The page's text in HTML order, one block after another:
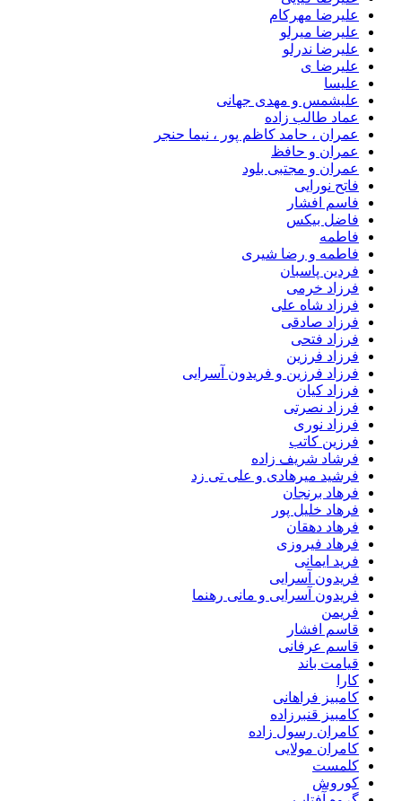
علیرضا مهرکام
علیرضا میرلو
علیرضا ندرلو
علیرضا ی
علیسا
علیشمس و مهدی جهانی
عماد طالب زاده
عمران ، حامد کاظم پور ، نیما حنجر
عمران و حافظ
عمران و مجتبی بلود
فاتح نورایی
فاسم افشار
فاضل بیکس
فاطمه
فاطمه و رضا شیری
فردین پاسبان
فرزاد خرمی
فرزاد شاه علی
فرزاد صادقى
فرزاد فتحی
فرزاد فرزین
فرزاد فرزین و فریدون آسرایی
فرزاد کیان
فرزاد نصرتی
فرزاد نوری
فرزین کاتب
فرشاد شریف زاده
فرشید میرهادی و علی تی زد
فرهاد برنجان
فرهاد خلیل پور
فرهاد دهقان
فرهاد فیروزی
فرید ایمانی
فریدون آسرایی
فریدون آسرایی و مانی رهنما
فریمن
قاسم افشار
قاسم عرفانی
قیامت باند
کارا
کامبیز فراهانی
کامبیز قنبرزاده
کامران رسول زاده
کامران مولایی
کلمست
کوروش